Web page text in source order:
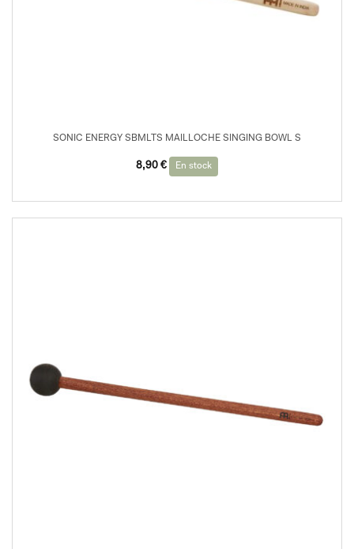
SONIC ENERGY SBMLTS MAILLOCHE SINGING BOWL S
8,90 € En stock